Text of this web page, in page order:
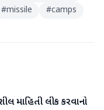
#missile #camps
માહિતી લીક કરવાનો